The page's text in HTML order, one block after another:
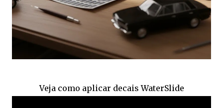
Veja como aplicar decais WaterSlide